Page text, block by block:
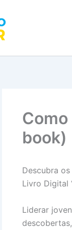
book)
Descubra
Livro Digital
Liderar